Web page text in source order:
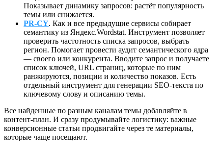
Показывает динамику запросов: растёт популярность
темы или снижается.
PR-CY. Как и все предыдущие сервисы собирает
семантику из Яндекс.Wordstat. Инструмент позволяет
проверить частотность списка запросов, выбрать
регион. Помогает провести аудит семантического ядра
— своего или конкурента. Вводите запрос и получаете
список ключей, URL страниц, которые по ним
ранжируются, позиции и количество показов. Есть
отдельный инструмент для генерации SEO-текста по
ключевому слову и описанию темы.
Все найденные по разным каналам темы добавляйте в
контент-план. И сразу продумывайте логистику: важные
конверсионные статьи продвигайте через те материалы,
которые чаще посещают.